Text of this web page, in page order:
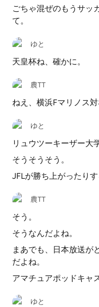
ごちゃ混ぜのもうサッ
て。
ゆと
天皇杯ね、確かに。
農TT
ねえ、横浜Fマリノス
ゆと
リュウツーキーザー大
そうそうそう。
JFLが勝ち上がったりす
農TT
そう。
そうなんだよね。
まあでも、日本放送が
だよね。
アマチュアポッドキャ
ゆと